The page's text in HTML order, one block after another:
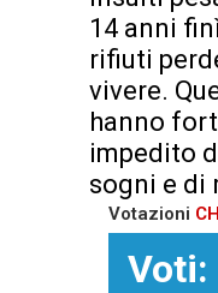
14 anni
rifiuti
vivere.
hanno
impedito
sogni e di
Votazioni
Voti: